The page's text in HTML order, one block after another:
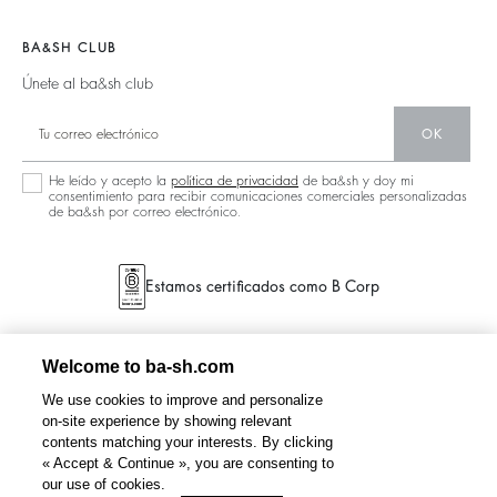
Joyas
BA&SH CLUB
Únete al ba&sh club
OK
He leído y acepto la política de privacidad de ba&sh y doy mi
consentimiento para recibir comunicaciones comerciales personalizadas
de ba&sh por correo electrónico.
Estamos certificados como B Corp
Welcome to ba-sh.com
We use cookies to improve and personalize
on-site experience by showing relevant
contents matching your interests. By clicking
« Accept & Continue », you are consenting to
our use of cookies.